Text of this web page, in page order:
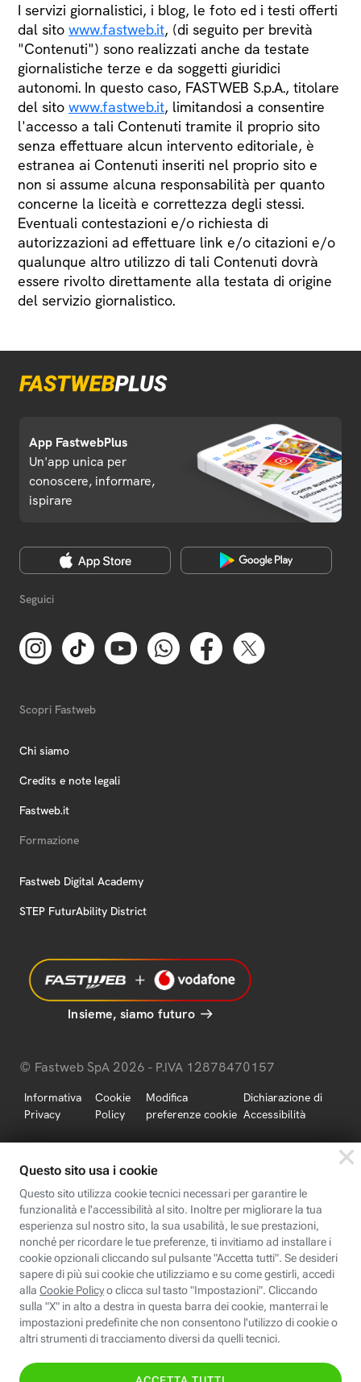
I servizi giornalistici, i blog, le foto ed i testi offerti
dal sito www.fastweb.it, (di seguito per brevità
"Contenuti") sono realizzati anche da testate
giornalistiche terze e da soggetti giuridici
autonomi. In questo caso, FASTWEB S.p.A., titolare
del sito www.fastweb.it, limitandosi a consentire
l'accesso a tali Contenuti tramite il proprio sito
senza effettuare alcun intervento editoriale, è
estranea ai Contenuti inseriti nel proprio sito e
non si assume alcuna responsabilità per quanto
concerne la liceità e correttezza degli stessi.
Eventuali contestazioni e/o richiesta di
autorizzazioni ad effettuare link e/o citazioni e/o
qualunque altro utilizzo di tali Contenuti dovrà
essere rivolto direttamente alla testata di origine
del servizio giornalistico.
App FastwebPlus
Un'app unica per
conoscere, informare,
ispirare
Seguici
Scopri Fastweb
Chi siamo
Credits e note legali
Fastweb.it
Formazione
Fastweb Digital Academy
STEP FuturAbility District
Insieme, siamo futuro
© Fastweb SpA 2026 - P.IVA 12878470157
Informativa
Privacy
Cookie
Policy
Modifica
preferenze cookie
Dichiarazione di
Accessibilità